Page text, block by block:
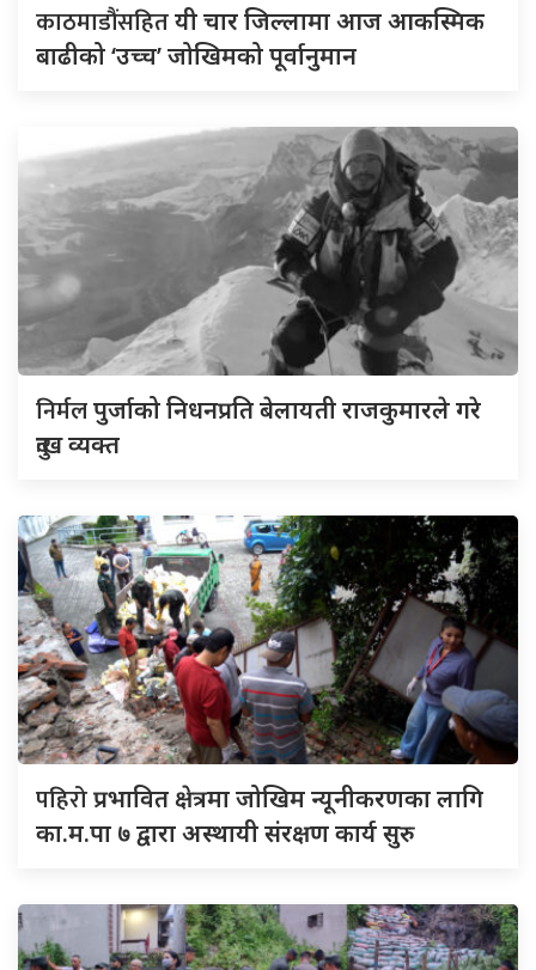
काठमाडौंसहितयी चार जिल्लामा आज आकस्मिक
बाढीको ‘उच्च’ जोखिमको पूर्वानुमान
निर्मलपुर्जाको निधनप्रति बेलायती राजकुमारले गरे
दुःख व्यक्त
पहिरोप्रभावित क्षेत्रमा जोखिम न्यूनीकरणका लागि
का.म.पा ७ द्वारा अस्थायी संरक्षण कार्य सुरु